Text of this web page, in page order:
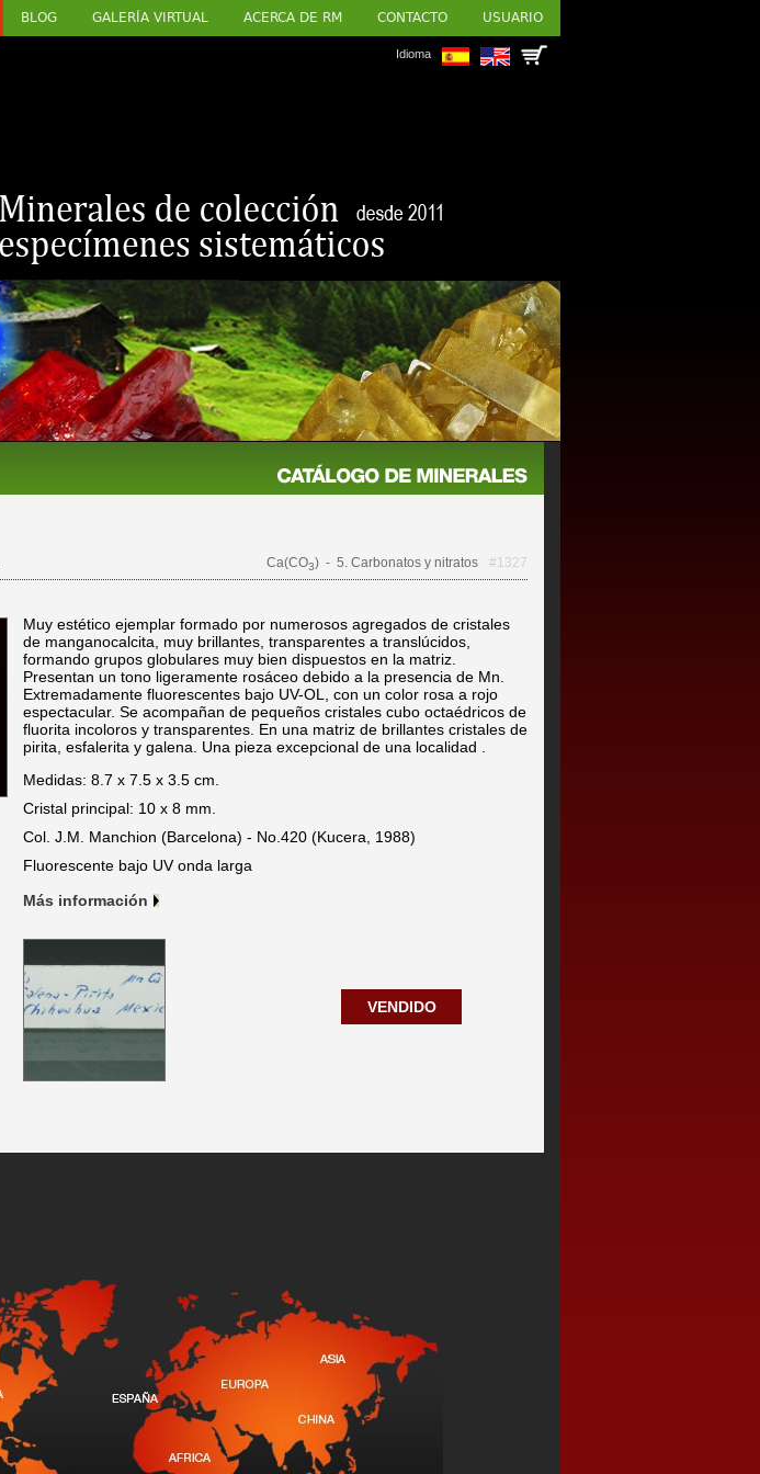
BLOG GALERÍA VIRTUAL ACERCA DE RM CONTACTO USUARIO
Idioma
Ca(CO3) - 5. Carbonatos y nitratos
#1327
Muy estético ejemplar formado por numerosos agregados de cristales
de manganocalcita, muy brillantes, transparentes a translúcidos,
formando grupos globulares muy bien dispuestos en la matriz.
Presentan un tono ligeramente rosáceo debido a la presencia de Mn.
Extremadamente fluorescentes bajo UV-OL, con un color rosa a rojo
espectacular. Se acompañan de pequeños cristales cubo octaédricos de
fluorita incoloros y transparentes. En una matriz de brillantes cristales de
pirita, esfalerita y galena. Una pieza excepcional de una localidad .
Medidas: 8.7 x 7.5 x 3.5 cm.
Cristal principal: 10 x 8 mm.
Col. J.M. Manchion (Barcelona) - No.420 (Kucera, 1988)
Fluorescente bajo UV onda larga
Más información
VENDIDO